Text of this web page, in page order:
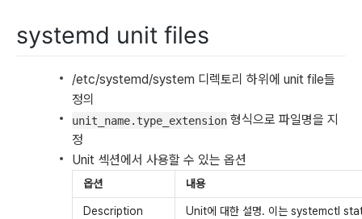
systemd unit files
/etc/systemd/system 디렉토리 하위에 unit file들
정의
unit_name.type_extension 형식으로 파일명을 지
정
Unit 섹션에서 사용할 수 있는 옵션
옵션 내용
Description Unit에 대한 설명. 이는 systemctl